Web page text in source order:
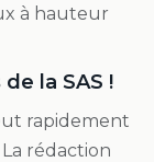
à hauteur
la SAS !
rapidement
rédaction